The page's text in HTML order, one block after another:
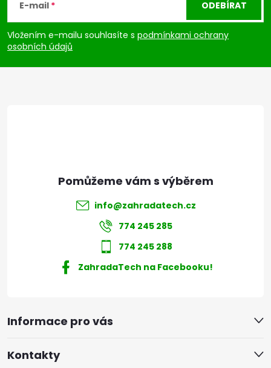
p
a
E-mail
Vložením e-mailu souhlasíte s podmínkami ochrany
osobních údajů
ODEBÍRAT
Informace pro vás
Kontakty
info@zahradatech.cz
774 245 285
774 245 288
ZahradaTech na Facebooku!